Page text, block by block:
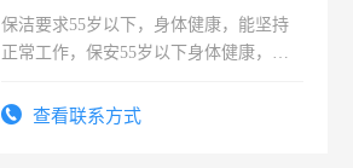
保洁要求55岁以下，身体健康，能坚持
正常工作，保安55岁以下身体健康，有
录，客服要求45岁以下高中以上文化，
查看联系方式